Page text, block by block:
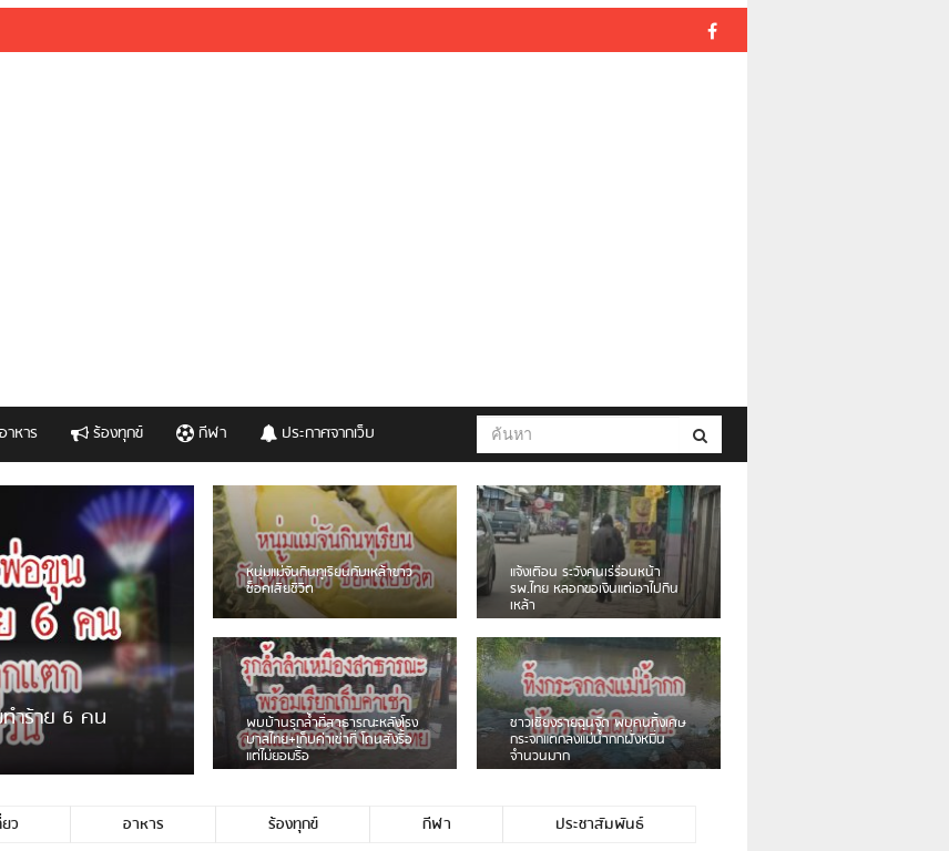
อาหาร ร้องทุกข์ กีฬา ประกาศจากเว็บ
วงมาลัยหน้าพ่อขุนฯ
ชาชนชาวเชียงร […]
ชาวเน็ตฮา! รถเครื่องแม่สายชน
ป้ายร้านโลงศพแล้วหนี พบเสาหัก
เบรคหัก หวิดได้ใช้บริการ
เดือนร้อน! ชาวเชียงรายบ่นรถ
Isuzu สีขาวซิ่งบายพาสเสียงดัง
สร้างความรำคาญ
หนุ่มเจียงฮายจ่ม พบถังน้ำดื่มตก
กลางถนน รถเครื่องหลบไม่ทันล้ม
บาดเจ็บ
ชาวผาลั้ง โวย ไร้หน่วยงานดูแล
ดินสไลด์ ต้องจัดการกันเอง
ว อาหาร ร้องทุกข์ กีฬา ประชาสัมพันธ์